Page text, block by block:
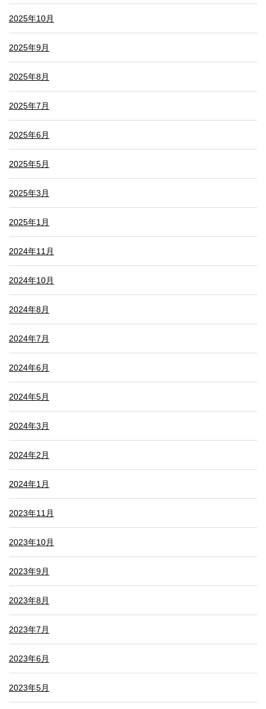
2025年10月
2025年9月
2025年8月
2025年7月
2025年6月
2025年5月
2025年3月
2025年1月
2024年11月
2024年10月
2024年8月
2024年7月
2024年6月
2024年5月
2024年3月
2024年2月
2024年1月
2023年11月
2023年10月
2023年9月
2023年8月
2023年7月
2023年6月
2023年5月